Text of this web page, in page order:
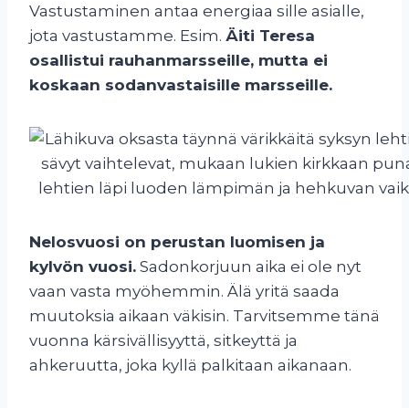
Vastustaminen antaa energiaa sille asialle,
jota vastustamme. Esim. Äiti Teresa
osallistui rauhanmarsseille, mutta ei
koskaan sodanvastaisille marsseille.
Nelosvuosi on perustan luomisen ja
kylvön vuosi. Sadonkorjuun aika ei ole nyt
vaan vasta myöhemmin. Älä yritä saada
muutoksia aikaan väkisin. Tarvitsemme tänä
vuonna kärsivällisyyttä, sitkeyttä ja
ahkeruutta, joka kyllä palkitaan aikanaan.